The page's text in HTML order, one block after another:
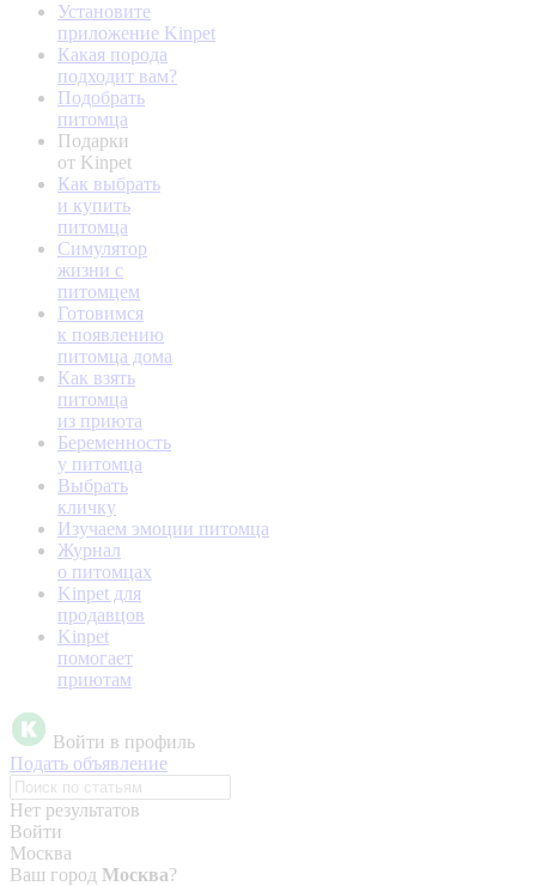
Установите
приложение Kinpet
Какая порода
подходит вам?
Подобрать
питомца
Подарки
от Kinpet
Как выбрать
и купить
питомца
Симулятор
жизни с
питомцем
Готовимся
к появлению
питомца дома
Как взять
питомца
из приюта
Беременность
у питомца
Выбрать
кличку
Изучаем эмоции питомца
Журнал
о питомцах
Kinpet для
продавцов
Kinpet
помогает
приютам
Войти в профиль
Подать объявление
Нет результатов
Войти
Москва
Ваш город Москва?